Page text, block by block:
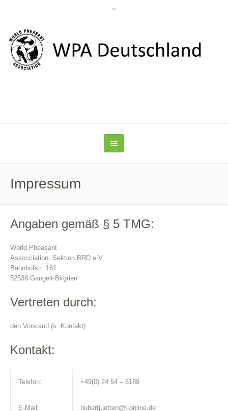
Impressum
Angaben gemäß § 5 TMG:
World Pheasant
Assocciation, Sektion BRD e.V.
Bahnhofstr. 161
52538 Gangelt-Birgden
Vertreten durch:
den Vorstand (s. Kontakt)
Kontakt:
Telefon: +49(0) 24 54 – 6189
E-Mail: hubertjuetten@t-online.de